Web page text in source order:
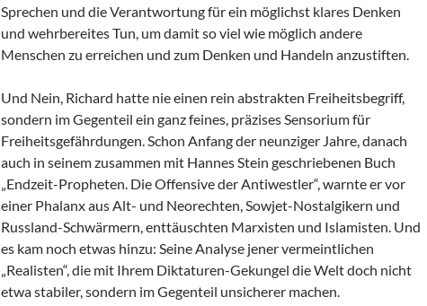
Sprechen und die Verantwortung für ein möglichst klares Denken
und wehrbereites Tun, um damit so viel wie möglich andere
Menschen zu erreichen und zum Denken und Handeln anzustiften.
Und Nein, Richard hatte nie einen rein abstrakten Freiheitsbegriff,
sondern im Gegenteil ein ganz feines, präzises Sensorium für
Freiheitsgefährdungen. Schon Anfang der neunziger Jahre, danach
auch in seinem zusammen mit Hannes Stein geschriebenen Buch
„Endzeit-Propheten. Die Offensive der Antiwestler“, warnte er vor
einer Phalanx aus Alt- und Neorechten, Sowjet-Nostalgikern und
Russland-Schwärmern, enttäuschten Marxisten und Islamisten. Und
es kam noch etwas hinzu: Seine Analyse jener vermeintlichen
„Realisten“, die mit Ihrem Diktaturen-Gekungel die Welt doch nicht
etwa stabiler, sondern im Gegenteil unsicherer machen.